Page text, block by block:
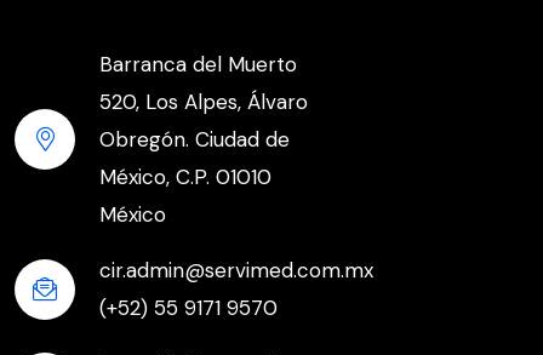
Barranca del Muerto
520, Los Alpes, Álvaro
Obregón. Ciudad de
México, C.P. 01010
México
cir.admin@servimed.com.mx
(+52) 55 9171 9570